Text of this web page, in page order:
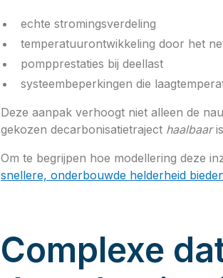
echte stromingsverdeling
temperatuurontwikkeling door het
pompprestaties bij deellast
systeembeperkingen die
Deze aanpak verhoogt niet alleen de
gekozen decarbonisatietraject haalbaar
Om te begrijpen hoe modellering deze
snellere, onderbouwde helderheid
Complexe